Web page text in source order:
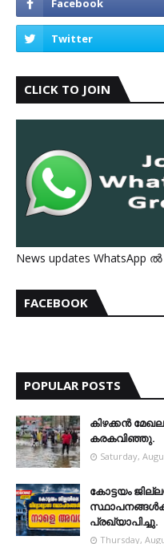
CLICK TO JOIN
News updates WhatsApp
FACEBOOK
POPULAR POSTS
കിഴക്കന്‍
കരകവിഞ്ഞു.
Saturday,
കോട്ടയം
പ്രഖ്യാപിച്ചു.
Thursday,